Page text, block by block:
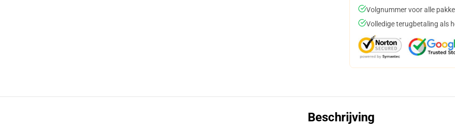
Volgnummer voor alle
Volledige terugbetaling als
Beschrijving